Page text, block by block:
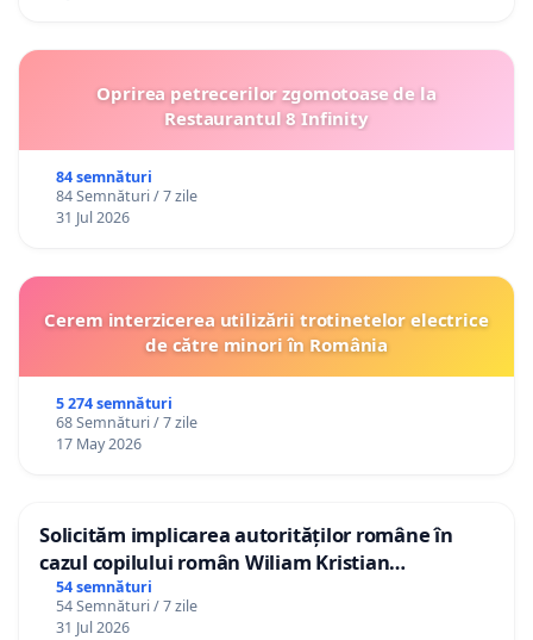
Oprirea petrecerilor zgomotoase de la
Restaurantul 8 Infinity
84 semnături
84 Semnături / 7 zile
31 Jul 2026
Cerem interzicerea utilizării trotinetelor electrice
de către minori în România
5 274 semnături
68 Semnături / 7 zile
17 May 2026
Solicităm implicarea autorităților române în
cazul copilului român Wiliam Kristian
Gheorghe, aflat în plasament în Danemarca de
12 ani
54 semnături
54 Semnături / 7 zile
31 Jul 2026